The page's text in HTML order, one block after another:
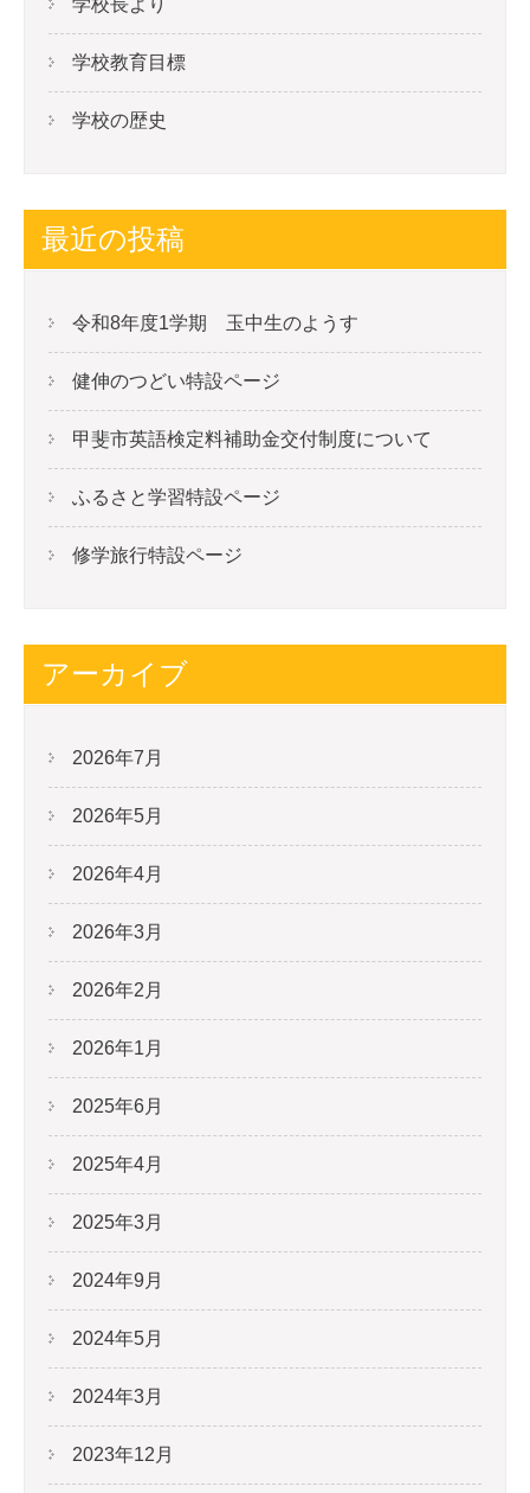
ョ
ン
学校長より
学校教育目標
学校の歴史
最近の投稿
令和8年度1学期 玉中生のようす
健伸のつどい特設ページ
甲斐市英語検定料補助金交付制度について
ふるさと学習特設ページ
修学旅行特設ページ
アーカイブ
2026年7月
2026年5月
2026年4月
2026年3月
2026年2月
2026年1月
2025年6月
2025年4月
2025年3月
2024年9月
2024年5月
2024年3月
2023年12月